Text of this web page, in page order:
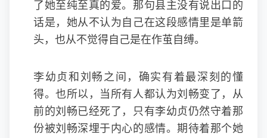
了她至纯至真的爱。那句县主没有说出口的
话是，她从不认为自己在这段感情里是单箭
头，也从不觉得自己是在作茧自缚。
李幼贞和刘畅之间，确实有着最深刻的懂
得。也所以，当所有人都认为刘畅变了，从
前的刘畅已经死了，只有李幼贞仍然守着那
份被刘畅深埋于内心的感情。期待着那个她